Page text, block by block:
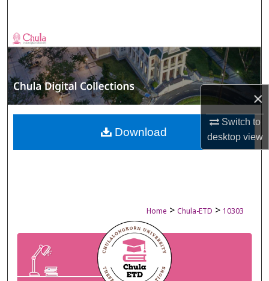
×
Switch to
desktopview
Browse Collections
My Account
About
Digital Commons Network™
Home > Chula-ETD > 10303
Download